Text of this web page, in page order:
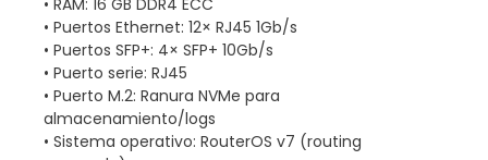
• Puertos Ethernet: 12× RJ45 1Gb/s
• Puertos SFP+: 4× SFP+ 10Gb/s
• Puerto serie: RJ45
• Puerto M.2: Ranura NVMe para
almacenamiento/logs
• Sistema operativo: RouterOS v7 (routing